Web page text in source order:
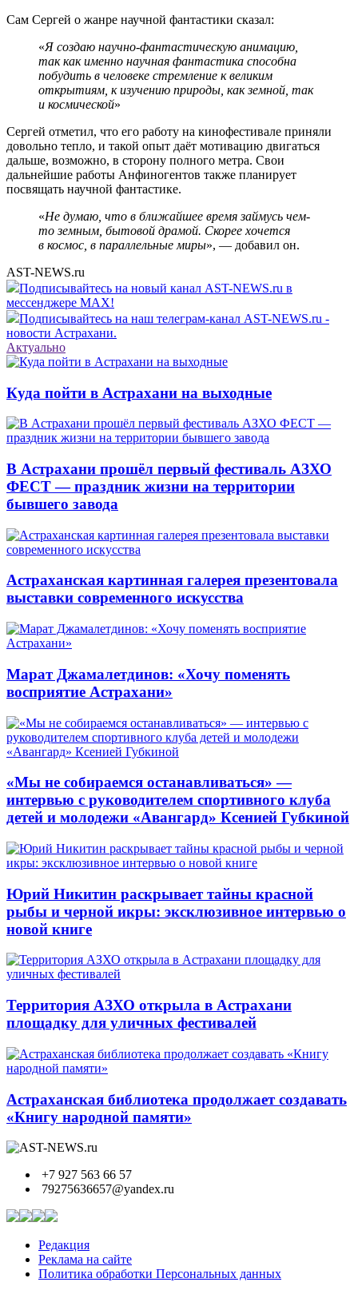
Сам Сергей о жанре научной фантастики сказал:
«Я создаю научно-фантастическую анимацию,
так как именно научная фантастика способна
побудить в человеке стремление к великим
открытиям, к изучению природы, как земной, так
и космической»
Сергей отметил, что его работу на кинофестивале приняли
довольно тепло, и такой опыт даёт мотивацию двигаться
дальше, возможно, в сторону полного метра. Свои
дальнейшие работы Анфиногентов также планирует
посвящать научной фантастике.
«Не думаю, что в ближайшее время займусь чем-
то земным, бытовой драмой. Скорее хочется
в космос, в параллельные миры», — добавил он.
AST-NEWS.ru
Подписывайтесь на новый канал AST-NEWS.ru в
мессенджере MAX!
Подписывайтесь на наш телеграм-канал AST-NEWS.ru -
новости Астрахани.
Актуально
Куда пойти в Астрахани на выходные
В Астрахани прошёл первый фестиваль АЗХО
ФЕСТ — праздник жизни на территории
бывшего завода
Астраханская картинная галерея презентовала
выставки современного искусства
Марат Джамалетдинов: «Хочу поменять
восприятие Астрахани»
«Мы не собираемся останавливаться» —
интервью с руководителем спортивного клуба
детей и молодежи «Авангард» Ксенией Губкиной
Юрий Никитин раскрывает тайны красной
рыбы и черной икры: эксклюзивное интервью о
новой книге
Территория АЗХО открыла в Астрахани
площадку для уличных фестивалей
Астраханская библиотека продолжает создавать
«Книгу народной памяти»
+7 927 563 66 57
79275636657@yandex.ru
Редакция
Реклама на сайте
Политика обработки Персональных данных